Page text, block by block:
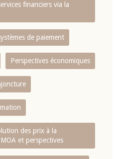
financiers via la
de paiement
Perspectives économiques
des prix à la
et perspectives